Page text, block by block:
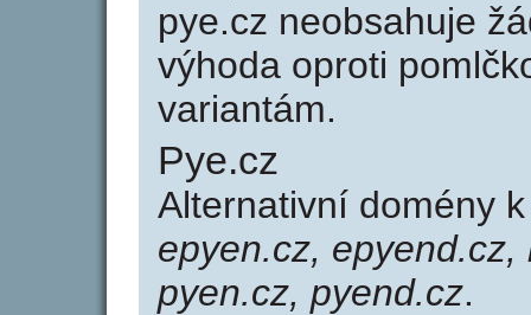
pye.cz neobsahuje
výhoda oproti
variantám.
Pye.cz
Alternativní domény
epyen.cz,
pyen.cz, pyend.cz.